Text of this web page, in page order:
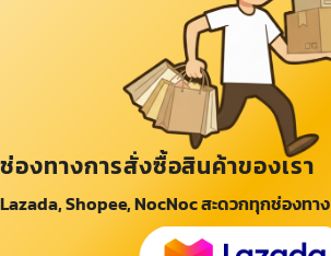
ช่องทางการสั่งซื้อสินค้าของเรา
Lazada, Shopee, NocNoc สะดวกทุกช่องทาง